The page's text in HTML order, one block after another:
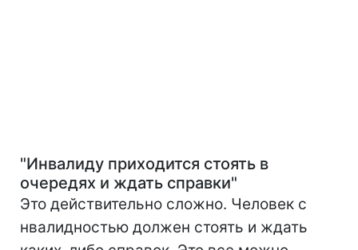
"Инвалиду приходится стоять в
очередях и ждать справки"
Это действительно сложно. Человек с
нвалидностью должен стоять и ждать